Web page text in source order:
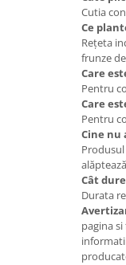
Cutia
Ce
Rețeta
frunze
Care
Pentru
Care
Pentru
Cine nu
Cât
Durata
pagina